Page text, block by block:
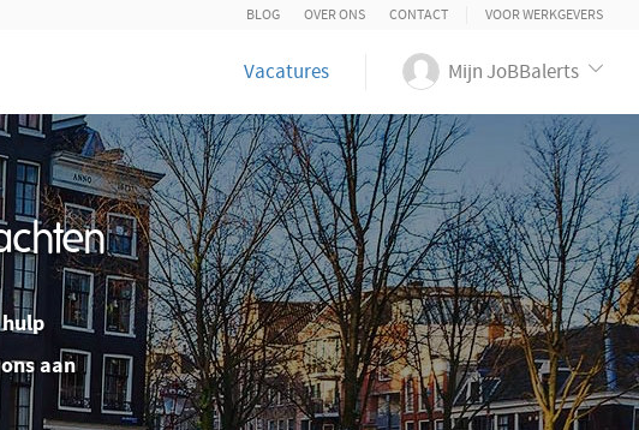
BLOG OVER ONS CONTACT VOOR WERKGEVERS
Vacatures Mijn JoBBalerts
aan